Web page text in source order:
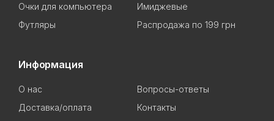
Очки для компьютера
Имиджевые
Футляры
Распродажа по 199 грн
Информация
О нас
Вопросы-ответы
Доставка/оплата
Контакты